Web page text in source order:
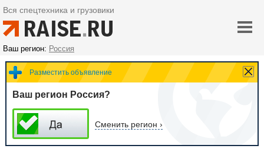
Вся спецтехника и грузовики
Ваш регион: Россия
Разместить объявление
Ваш регион Россия?
Сменить регион ›